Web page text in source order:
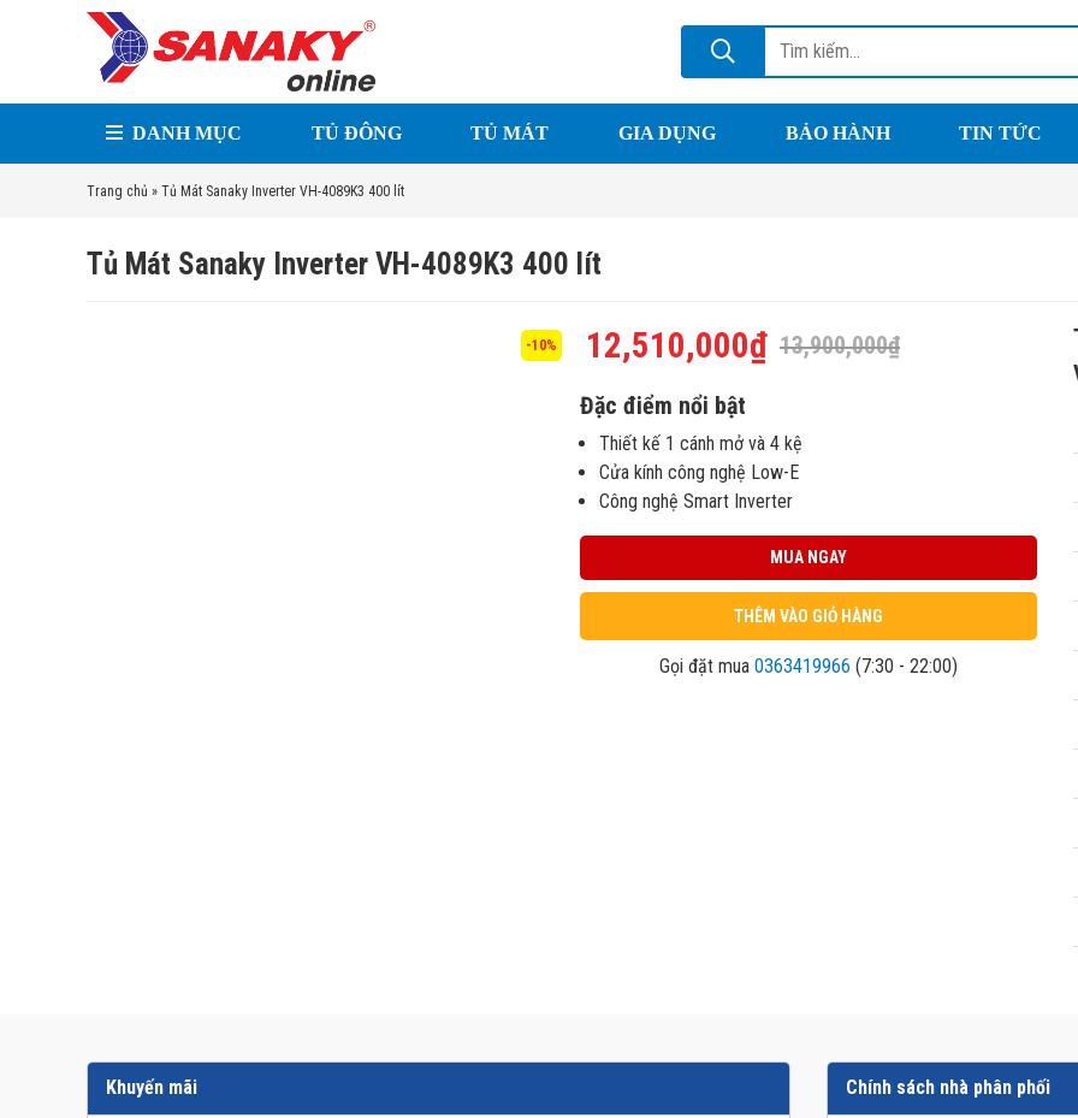
DANH MỤC TỦ ĐÔNG TỦ MÁT GIA DỤNG BẢO HÀNH TIN TỨC
Trang chủ » Tủ Mát Sanaky Inverter VH-4089K3 400 lít
Tủ Mát Sanaky Inverter VH-4089K3 400 lít
-10% 13,900,000₫
12,510,000₫
Đặc điểm nổi bật
Thiết kế 1 cánh mở và 4 kệ
Cửa kính công nghệ Low-E
Công nghệ Smart Inverter
MUA NGAY
THÊM VÀO GIỎ HÀNG
Gọi đặt mua 0363419966 (7:30 - 22:00)
Khuyến mãi Chính sách nhà phân phối